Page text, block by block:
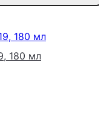
180 мл